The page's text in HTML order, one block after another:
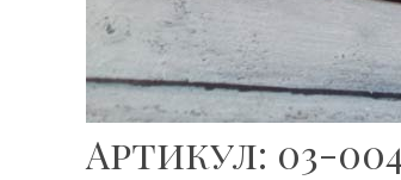
Артикул: 03-